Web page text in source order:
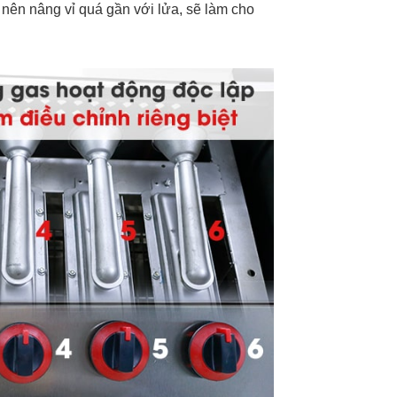
nâng vỉ quá gần với lửa, sẽ làm cho